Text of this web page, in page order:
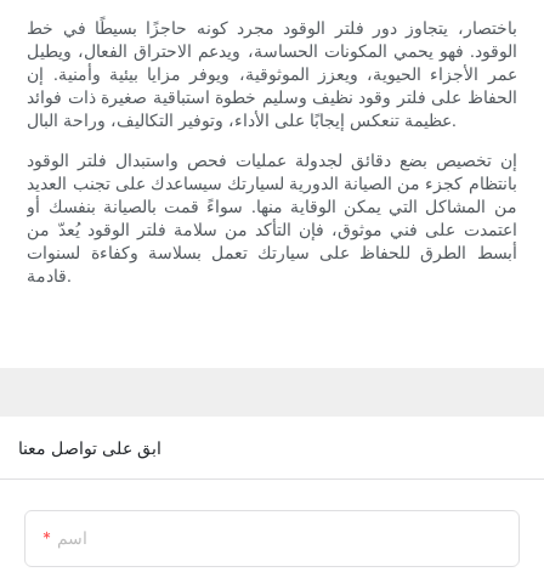
باختصار، يتجاوز دور فلتر الوقود مجرد كونه حاجزًا بسيطًا في خط
الوقود. فهو يحمي المكونات الحساسة، ويدعم الاحتراق الفعال، ويطيل
عمر الأجزاء الحيوية، ويعزز الموثوقية، ويوفر مزايا بيئية وأمنية. إن
الحفاظ على فلتر وقود نظيف وسليم خطوة استباقية صغيرة ذات فوائد
عظيمة تنعكس إيجابًا على الأداء، وتوفير التكاليف، وراحة البال.
إن تخصيص بضع دقائق لجدولة عمليات فحص واستبدال فلتر الوقود
بانتظام كجزء من الصيانة الدورية لسيارتك سيساعدك على تجنب العديد
من المشاكل التي يمكن الوقاية منها. سواءً قمت بالصيانة بنفسك أو
اعتمدت على فني موثوق، فإن التأكد من سلامة فلتر الوقود يُعدّ من
أبسط الطرق للحفاظ على سيارتك تعمل بسلاسة وكفاءة لسنوات
قادمة.
ابق على تواصل معنا
اسم